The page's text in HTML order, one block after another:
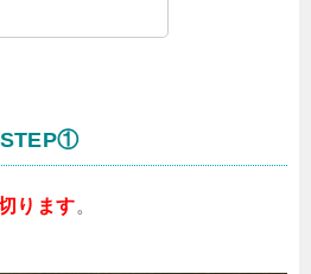
STEP①
ります。